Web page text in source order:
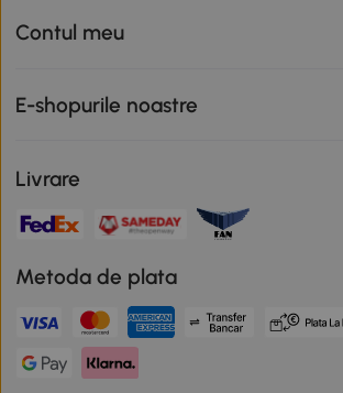
Contul meu
E-shopurile noastre
Livrare
Metoda de plata